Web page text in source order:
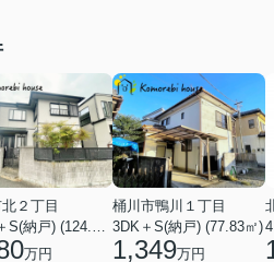
２丁目
4LDK＋S(納戸) (124.84㎡)
万円
桶川市鴨川１丁目
3DK＋S(納戸) (77.83㎡)
1,349万円